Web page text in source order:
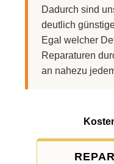
Dadurch sind
deutlich
Egal welcher
Reparaturen
an nahezu